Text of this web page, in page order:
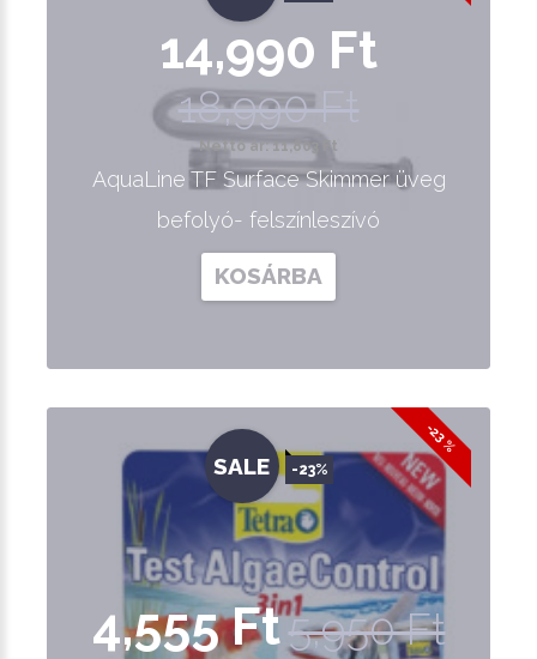
14,990 Ft
18,990 Ft
Nettó ár: 11,803 Ft
AquaLine TF Surface Skimmer üveg
befolyó- felszínleszívó
KOSÁRBA
-23 %
SALE -23%
4,555 Ft5,950 Ft